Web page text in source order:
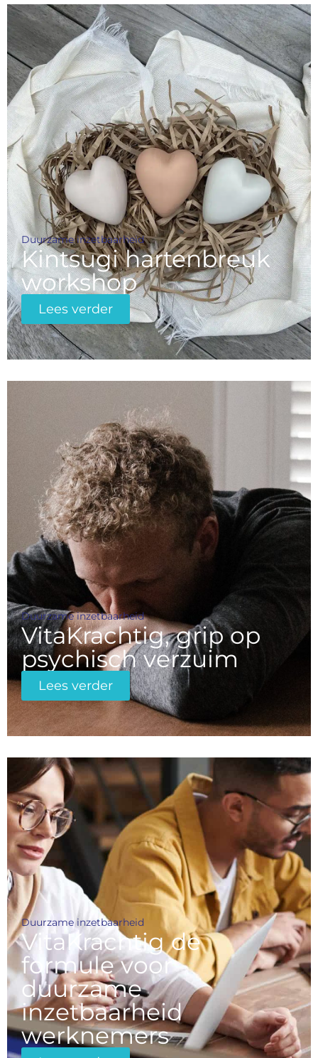
Duurzame inzetbaarheid
Kintsugi hartenbreuk
workshop
Lees verder
Duurzame inzetbaarheid
VitaKrachtig, grip op
psychisch verzuim
Lees verder
Duurzame inzetbaarheid
VitaKrachtig de
formule voor
duurzame
inzetbaarheid
werknemers